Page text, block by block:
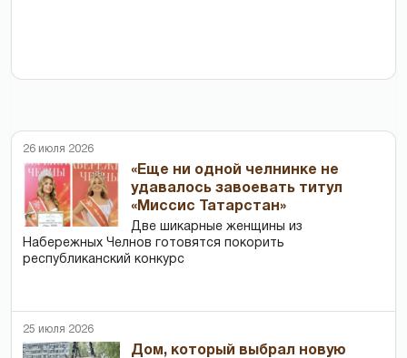
26 июля 2026
«Еще ни одной челнинке не
удавалось завоевать титул
«Миссис Татарстан»
Две шикарные женщины из
Набережных Челнов готовятся покорить
республиканский конкурс
25 июля 2026
Дом, который выбрал новую